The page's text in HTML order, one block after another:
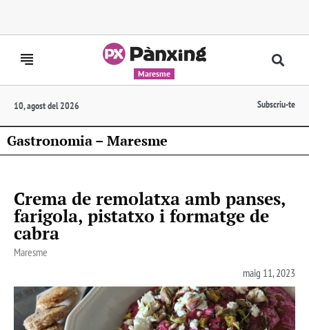
Maresme
10, agost del 2026 Subscriu-te
Gastronomia – Maresme
Crema de remolatxa amb panses,
farigola, pistatxo i formatge de
cabra
Maresme
maig 11, 2023